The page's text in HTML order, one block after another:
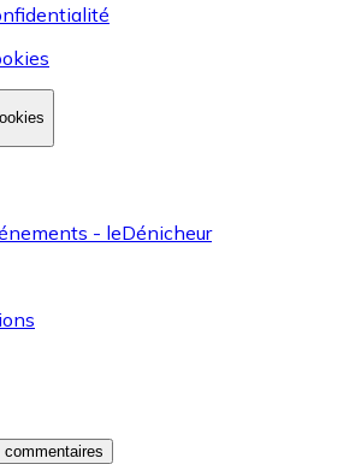
- leDénicheur